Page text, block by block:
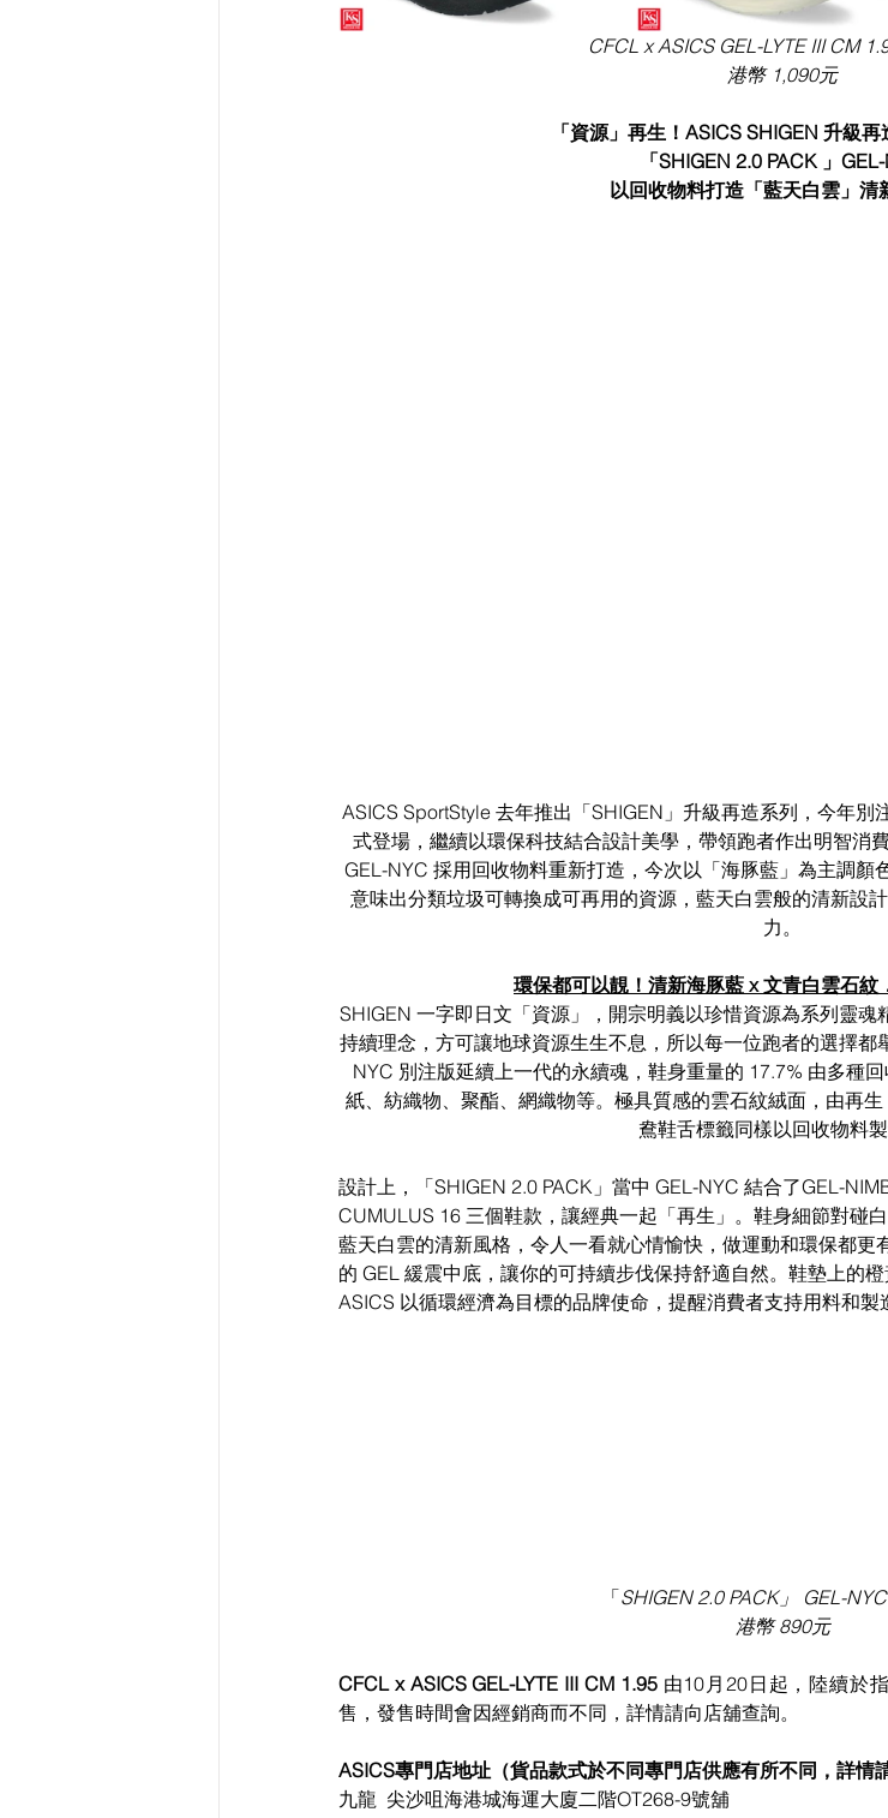
CFCL x ASICS GEL-LYTE III CM
港幣 1,090元
「資源」再生！ASICS SHIGEN 升級
「SHIGEN 2.0 PACK 」
以回收物料打造「藍天白雲」清
ASICS SportStyle 去年推出「SHIGEN」升級再造系列，今年別
式登場，繼續以環保科技結合設計美學，帶領跑者作出明智消
GEL-NYC 採用回收物料重新打造，今次以「海豚藍」為主調顏
意味出分類垃圾可轉換成可再用的資源，藍天白雲般的清新設
力。
環保都可以靚！清新海豚藍 x 文青白雲石紋
SHIGEN 一字即日文「資源」，開宗明義以珍惜資源為系列靈
持續理念，方可讓地球資源生生不息，所以每一位跑者的選擇都
NYC 別注版延續上一代的永續魂，鞋身重量的 17.7% 由多種
紙、紡織物、聚酯、網織物等。極具質感的雲石紋絨面，由再
鴦鞋舌標籤同樣以回收物料製
設計上，「SHIGEN 2.0 PACK」當中 GEL-NYC 結合了GEL-
CUMULUS 16 三個鞋款，讓經典一起「再生」。鞋身細節對碰
藍天白雲的清新風格，令人一看就心情愉快，做運動和環保都更
的 GEL 緩震中底，讓你的可持續步伐保持舒適自然。鞋墊上的
ASICS 以循環經濟為目標的品牌使命，提醒消費者支持用料和製
「SHIGEN 2.0 PACK」 GEL-NYC
港幣 890元
CFCL x ASICS GEL-LYTE III CM 1.95 由10月20日起，陸續於
售，發售時間會因經銷商而不同，詳情請向店舖查詢。
ASICS專門店地址（貨品款式於不同專門店供應有所不同，詳情